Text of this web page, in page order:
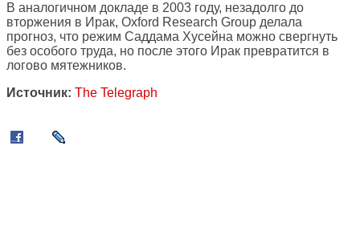
В аналогичном докладе в 2003 году, незадолго до
вторжения в Ирак, Oxford Research Group делала
прогноз, что режим Саддама Хусейна можно свергнуть
без особого труда, но после этого Ирак превратится в
логово мятежников.
Источник: The Telegraph